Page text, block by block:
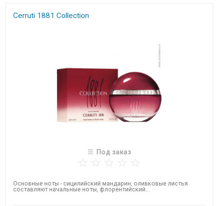
Cerruti 1881 Collection
Под заказ
Основные ноты - сицилийский мандарин, оливковые листья
составляют начальные ноты, флорентийский...